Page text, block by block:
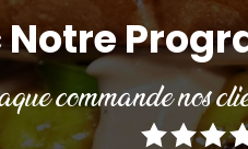
commande nos